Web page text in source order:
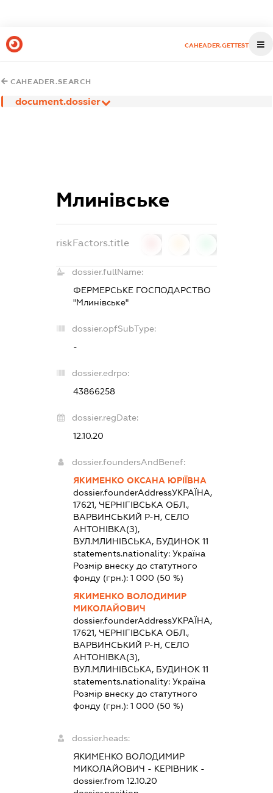
CAHEADER.GETTEST
CAHEADER.SEARCH
document.dossier
Млинівське
riskFactors.title
dossier.fullName:
ФЕРМЕРСЬКЕ ГОСПОДАРСТВО
"Млинівське"
dossier.opfSubType:
-
dossier.edrpo:
43866258
dossier.regDate:
12.10.20
dossier.foundersAndBenef:
ЯКИМЕНКО ОКСАНА ЮРІЇВНА
dossier.founderAddressУКРАЇНА,
17621, ЧЕРНІГІВСЬКА ОБЛ.,
ВАРВИНСЬКИЙ Р-Н, СЕЛО
АНТОНІВКА(З),
ВУЛ.МЛИНІВСЬКА, БУДИНОК 11
statements.nationality:Україна
Розмір внеску до статутного
фонду (грн.):1 000 (50 %)
ЯКИМЕНКО ВОЛОДИМИР
МИКОЛАЙОВИЧ
dossier.founderAddressУКРАЇНА,
17621, ЧЕРНІГІВСЬКА ОБЛ.,
ВАРВИНСЬКИЙ Р-Н, СЕЛО
АНТОНІВКА(З),
ВУЛ.МЛИНІВСЬКА, БУДИНОК 11
statements.nationality:Україна
Розмір внеску до статутного
фонду (грн.):1 000 (50 %)
dossier.heads:
ЯКИМЕНКО ВОЛОДИМИР
МИКОЛАЙОВИЧ - КЕРІВНИК -
dossier.from 12.10.20